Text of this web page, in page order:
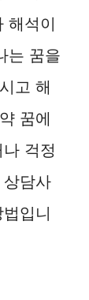
해석이
는 꿈을
고 해
꿈에
걱정
담사
입니